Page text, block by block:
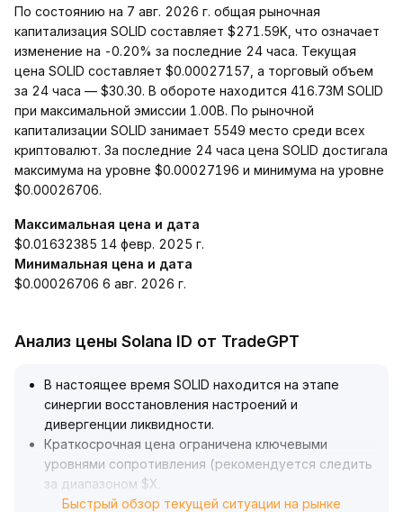
По состоянию на 7 авг. 2026 г. общая рыночная
капитализация SOLID составляет $271.59K, что означает
изменение на -0.20% за последние 24 часа. Текущая
цена SOLID составляет $0.00027157, а торговый объем
за 24 часа — $30.30. В обороте находится 416.73M SOLID
при максимальной эмиссии 1.00B. По рыночной
капитализации SOLID занимает 5549 место среди всех
криптовалют. За последние 24 часа цена SOLID достигала
максимума на уровне $0.00027196 и минимума на уровне
$0.00026706.
Максимальная цена и дата
$0.01632385 14 февр. 2025 г.
Минимальная цена и дата
$0.00026706 6 авг. 2026 г.
Анализ цены Solana ID от TradeGPT
В настоящее время SOLID находится на этапе
синергии восстановления настроений и
дивергенции ликвидности.
Краткосрочная цена ограничена ключевыми
уровнями сопротивления (рекомендуется следить
за диапазоном $X
XX~$X.
Быстрый обзор текущей ситуации на рынке